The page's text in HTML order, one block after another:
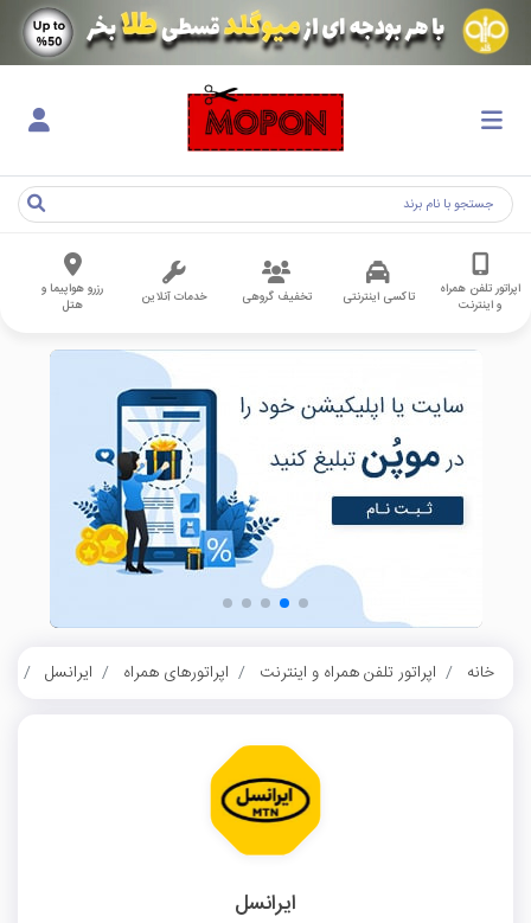
اپراتور تلفن همراه
و اینترنت
تاکسی اینترنتی تخفیف گروهی خدمات آنلاین
رزرو هواپیما و
هتل
خانه اپراتور تلفن همراه و اینترنت اپراتورهای همراه ایرانسل
ایرانسل